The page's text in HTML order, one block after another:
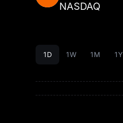
NASDAQ
1D 1W 1M 1Y